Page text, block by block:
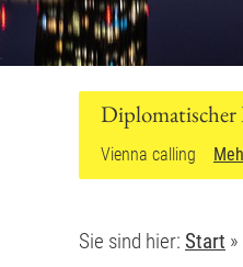
Sie sind hier: Start »